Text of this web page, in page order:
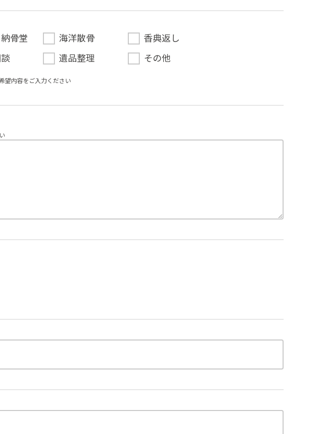
骨堂 海洋散骨
香典返し
遺品整理 その他
望内容をご⼊⼒ください